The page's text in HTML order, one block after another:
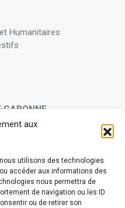
aux
utilisons des technologies
accéder aux informations des
nous permettra de
de navigation ou les ID
ou de retirer son
Humanitaires
GARONNE